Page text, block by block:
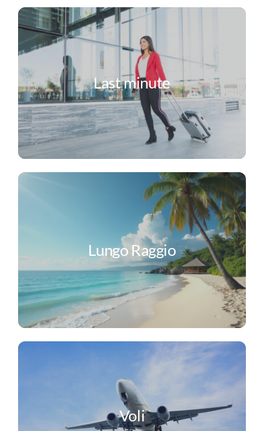
Last minute
Lungo Raggio
Voli